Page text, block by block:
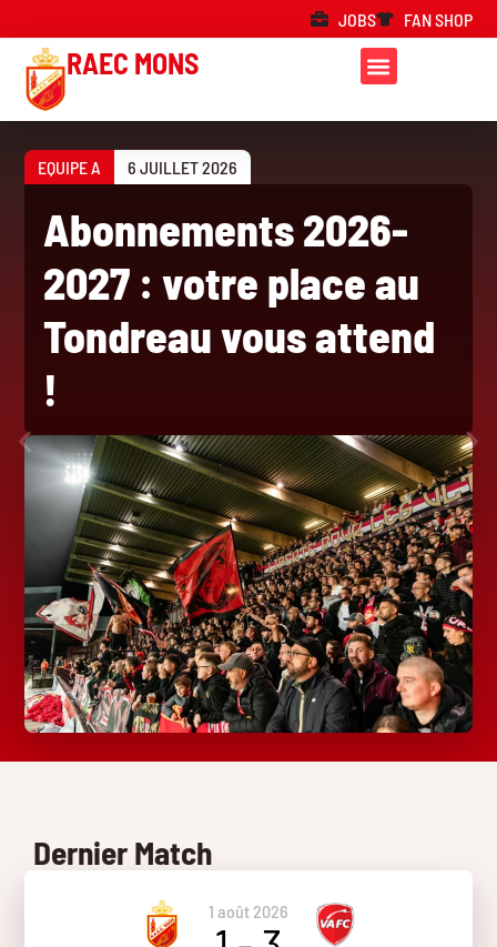
JOBS FAN SHOP
RAEC MONS
EQUIPE A 6 JUILLET 2026
Abonnements 2026-
2027 : votre place au
Tondreau vous attend
!
Dernier Match
1 août 2026